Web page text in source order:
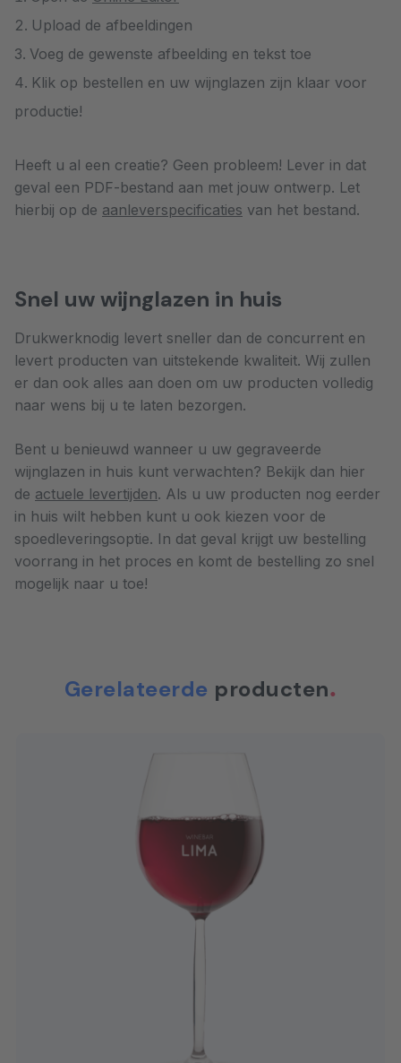
Upload de afbeeldingen
Voeg de gewenste afbeelding en tekst toe
Klik op bestellen en uw wijnglazen zijn klaar voor
productie!
Heeft u al een creatie? Geen probleem! Lever in dat
geval een PDF-bestand aan met jouw ontwerp. Let
hierbij op de aanleverspecificaties van het bestand.
Snel uw wijnglazen in huis
Drukwerknodig levert sneller dan de concurrent en
levert producten van uitstekende kwaliteit. Wij zullen
er dan ook alles aan doen om uw producten volledig
naar wens bij u te laten bezorgen.
Bent u benieuwd wanneer u uw gegraveerde
wijnglazen in huis kunt verwachten? Bekijk dan hier
de actuele levertijden. Als u uw producten nog eerder
in huis wilt hebben kunt u ook kiezen voor de
spoedleveringsoptie. In dat geval krijgt uw bestelling
voorrang in het proces en komt de bestelling zo snel
mogelijk naar u toe!
Gerelateerde producten